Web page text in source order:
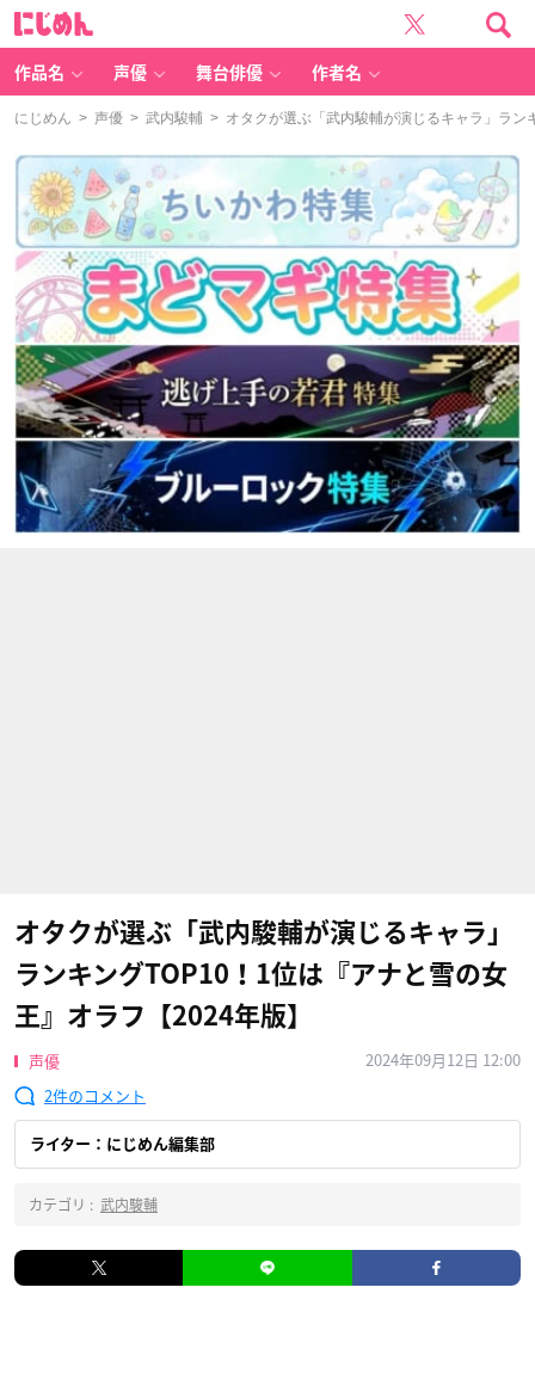
作品名 声優 舞台俳優 作者名
にじめん > 声優 > 武内駿輔 > オタクが選ぶ「武内駿輔が演じるキャラ」ラ
オタクが選ぶ「武内駿輔が演じるキャラ」
ランキングTOP10！1位は『アナと雪の女
王』オラフ【2024年版】
声優
2024年09月12日 12:00
2
ライター：にじめん編集部
カテゴリ : 武内駿輔